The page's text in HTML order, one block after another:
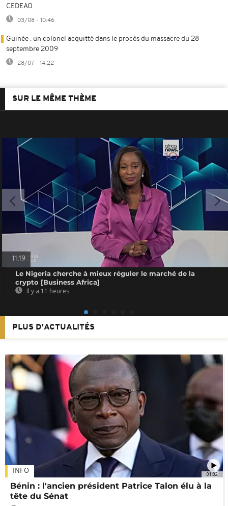
CEDEAO
03/08 - 10:46
Guinée : un colonel acquitté dans le procès du massacre du 28
septembre 2009
28/07 - 14:22
SUR LE MÊME THÈME
11:19
Le Nigeria cherche à mieux réguler le marché de la
crypto [Business Africa]
Il y a 11 heures
PLUS D'ACTUALITÉS
01:02
INFO
Bénin : l'ancien président Patrice Talon élu à la
tête du Sénat